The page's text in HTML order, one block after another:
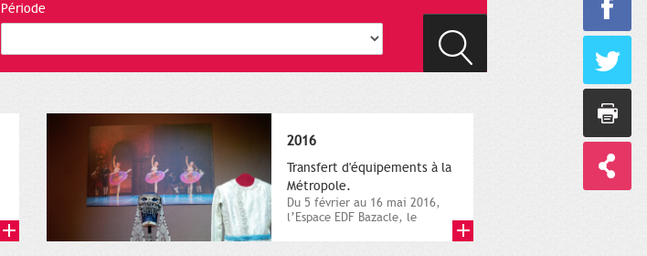
Période
2016
Transfert d'équipements à la
Métropole.
Du 5 février au 16 mai 2016,
l’Espace EDF Bazacle, le